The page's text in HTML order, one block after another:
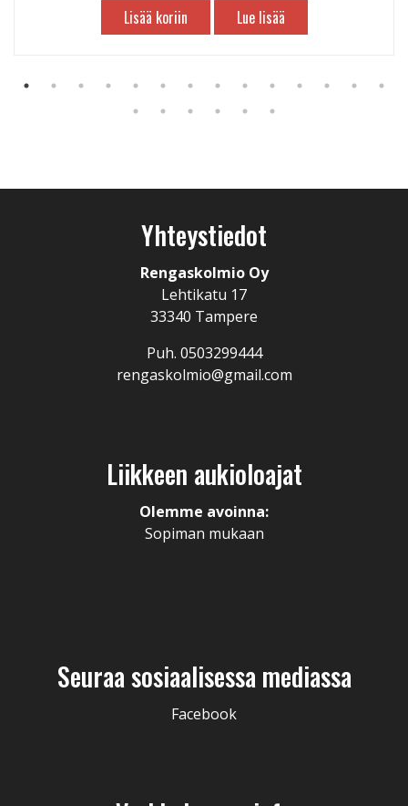
Lisää koriin Lue lisää
Yhteystiedot
Rengaskolmio Oy
Lehtikatu 17
33340 Tampere
Puh. 0503299444
rengaskolmio@gmail.com
Liikkeen aukioloajat
Olemme avoinna:
Sopiman mukaan
Seuraa sosiaalisessa mediassa
Facebook